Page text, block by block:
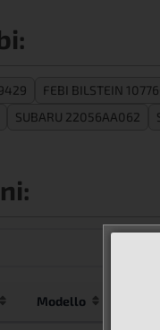
FEBI BILSTEIN
SUBARU 22056AA062
Modello